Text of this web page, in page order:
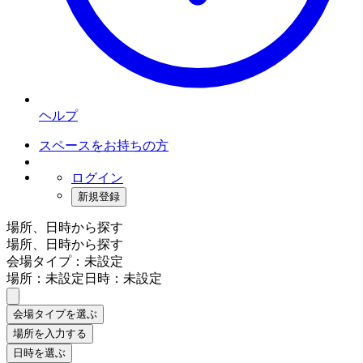
ヘルプ
スペースをお持ちの方
ログイン
新規登録
場所、日時から探す
場所、日時から探す
会場タイプ：未設定
場所：未設定日時：未設定
会場タイプを選ぶ
場所を入力する
日時を選ぶ